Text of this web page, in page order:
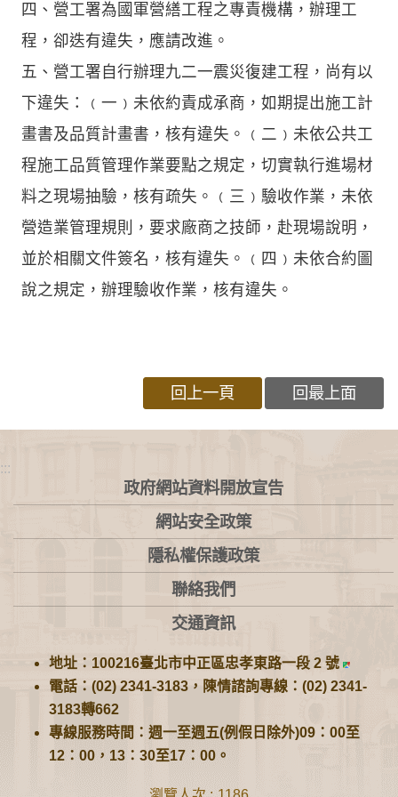
四、營工署為國軍營繕工程之專責機構，辦理工
程，卻迭有違失，應請改進。
五、營工署自行辦理九二一震災復建工程，尚有以
下違失：﹙一﹚未依約責成承商，如期提出施工計
畫書及品質計畫書，核有違失。﹙二﹚未依公共工
程施工品質管理作業要點之規定，切實執行進場材
料之現場抽驗，核有疏失。﹙三﹚驗收作業，未依
營造業管理規則，要求廠商之技師，赴現場說明，
並於相關文件簽名，核有違失。﹙四﹚未依合約圖
說之規定，辦理驗收作業，核有違失。
回上一頁 回最上面
:::
政府網站資料開放宣告
網站安全政策
隱私權保護政策
聯絡我們
交通資訊
地址：100216臺北市中正區忠孝東路一段 2 號
電話：(02) 2341-3183，陳情諮詢專線：(02) 2341-
3183轉662
專線服務時間：週一至週五(例假日除外)09：00至
12：00，13：30至17：00。